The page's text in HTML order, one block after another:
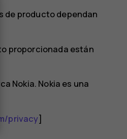
de producto dependan
proporcionada están
Nokia. Nokia es una
privacy]